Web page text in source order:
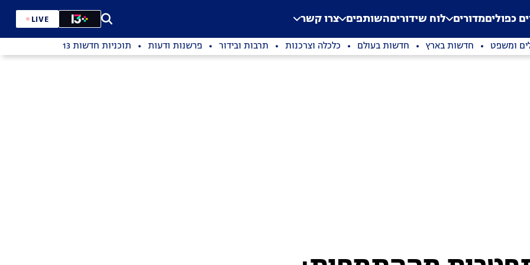
Application error: a
. כפוליםמדורים לוח שידוריםהשותפים צרו קשר LIVE
ומשפט חדשות בארץ חדשות בעולם כלכלה וצרכנות תרבות ובידור פרשנות ודעות תוכניות חדשות 13